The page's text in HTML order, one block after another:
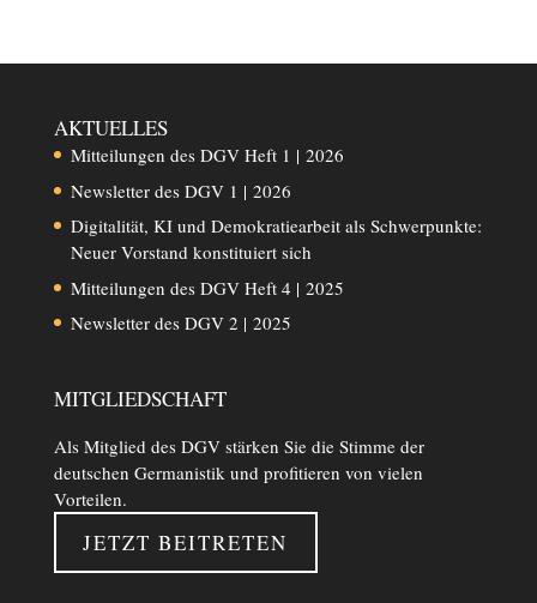
AKTUELLES
Mitteilungen des DGV Heft 1 | 2026
Newsletter des DGV 1 | 2026
Digitalität, KI und Demokratiearbeit als Schwerpunkte:
Neuer Vorstand konstituiert sich
Mitteilungen des DGV Heft 4 | 2025
Newsletter des DGV 2 | 2025
MITGLIEDSCHAFT
Als Mitglied des DGV stärken Sie die Stimme der
deutschen Germanistik und profitieren von vielen
Vorteilen.
JETZT BEITRETEN